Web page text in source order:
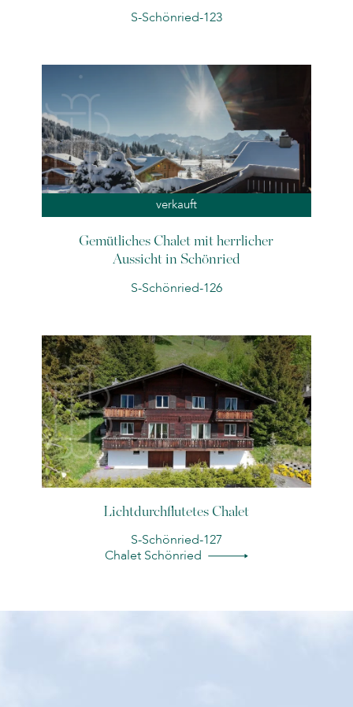
S-Schönried-123
verkauft
Gemütliches Chalet mit herrlicher
Aussicht in Schönried
S-Schönried-126
Lichtdurchflutetes Chalet
S-Schönried-127
Chalet Schönried